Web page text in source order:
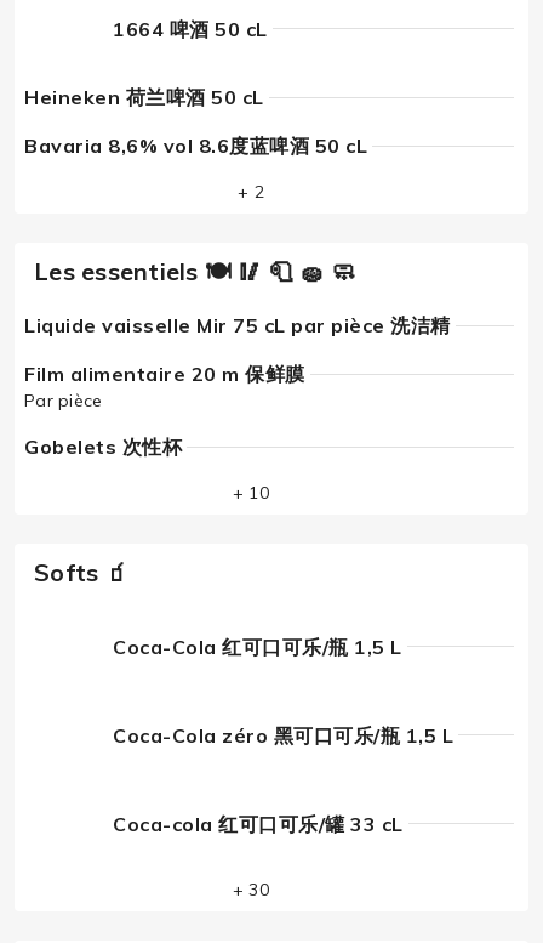
1664 啤酒 50 cL
Heineken 荷兰啤酒 50 cL
Bavaria 8,6% vol 8.6度蓝啤酒 50 cL
+ 2
Les essentiels 🍽 🥢 🧻 🧽 🧼
Liquide vaisselle Mir 75 cL par pièce 洗洁精
Film alimentaire 20 m 保鲜膜
Par pièce
Gobelets 次性杯
+ 10
Softs 🧃
Coca-Cola 红可口可乐/瓶 1,5 L
Coca-Cola zéro 黑可口可乐/瓶 1,5 L
Coca-cola 红可口可乐/罐 33 cL
+ 30